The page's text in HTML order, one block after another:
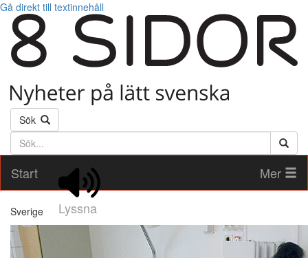
Gå direkt till textinnehåll
Sök
Söktext
Start
Lyssna
Mer
Sverige